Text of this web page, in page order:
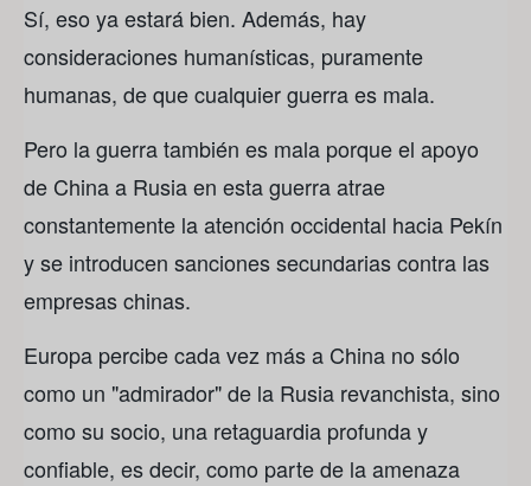
Sí, eso ya estará bien. Además, hay
consideraciones humanísticas, puramente
humanas, de que cualquier guerra es mala.
Pero la guerra también es mala porque el apoyo
de China a Rusia en esta guerra atrae
constantemente la atención occidental hacia Pekín
y se introducen sanciones secundarias contra las
empresas chinas.
Europa percibe cada vez más a China no sólo
como un "admirador" de la Rusia revanchista, sino
como su socio, una retaguardia profunda y
confiable, es decir, como parte de la amenaza